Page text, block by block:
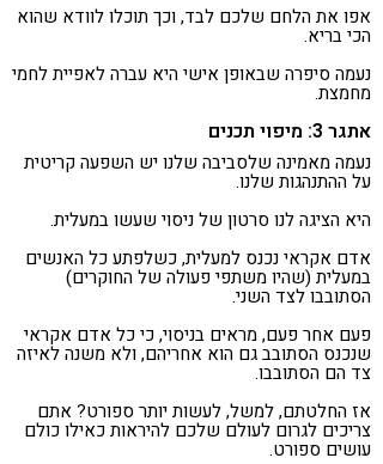
אפו את הלחם שלכם לבד, וכך תוכלו לוודא שהוא
הכי בריא.
נעמה סיפרה שבאופן אישי היא עברה לאפיית לחמי
מחמצת.
אתגר 3: מיפוי תכנים
נעמה מאמינה שלסביבה שלנו יש השפעה קריטית
על ההתנהגות שלנו.
היא הציגה לנו סרטון של ניסוי שעשו במעלית.
אדם אקראי נכנס למעלית, כשלפתע כל האנשים
במעלית (שהיו משתפי פעולה של החוקרים)
הסתובבו לצד השני.
פעם אחר פעם, מראים בניסוי, כי כל אדם אקראי
שנכנס הסתובב גם הוא אחריהם, ולא משנה לאיזה
צד הם הסתובבו.
אז החלטתם, למשל, לעשות יותר ספורט? אתם
צריכים לגרום לעולם שלכם להיראות כאילו כולם
עושים ספורט.